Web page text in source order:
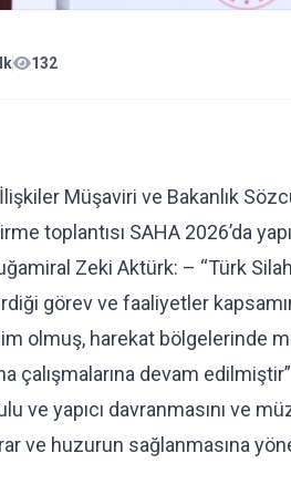
132
Müşaviri ve Bakanlık
toplantısı SAHA 2026’da
Zeki Aktürk: – “Türk
görev ve faaliyetler
olmuş, harekat bölgelerinde
çalışmalarına devam
ve yapıcı davranmasını ve
ve huzurun sağlanmasına